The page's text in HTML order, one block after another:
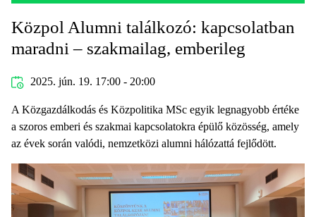
Közpol Alumni találkozó: kapcsolatban
maradni – szakmailag, emberileg
2025. jún. 19. 17:00 - 20:00
A Közgazdálkodás és Közpolitika MSc egyik legnagyobb értéke
a szoros emberi és szakmai kapcsolatokra épülő közösség, amely
az évek során valódi, nemzetközi alumni hálózattá fejlődött.